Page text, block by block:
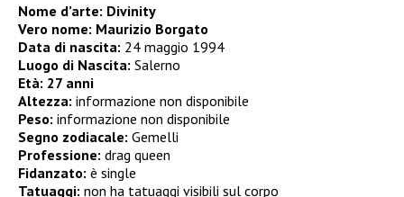
Nome d’arte: Divinity
Vero nome: Maurizio Borgato
Data di nascita: 24 maggio 1994
Luogo di Nascita: Salerno
Età: 27 anni
Altezza: informazione non disponibile
Peso: informazione non disponibile
Segno zodiacale: Gemelli
Professione: drag queen
Fidanzato: è single
Tatuaggi: non ha tatuaggi visibili sul corpo